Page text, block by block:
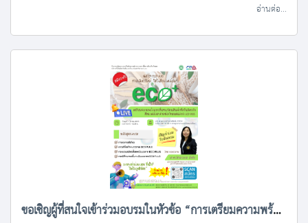
อ่านต่อ...
ขอเชิญผู้ที่สนใจเข้าร่วมอบรมในหัวข้อ “การเตรียมความพร้อม